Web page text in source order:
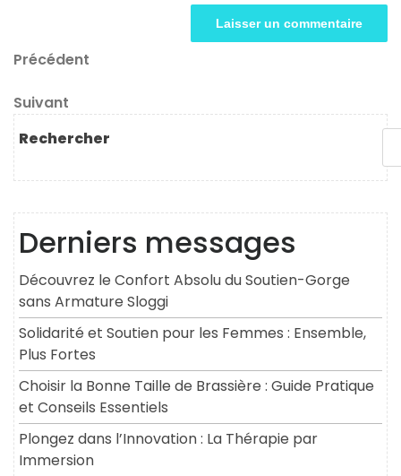
Navigation
de
l’article
Article
Précédent
Article
suivant
Suivant
Rechercher
Derniers messages
Découvrez le Confort Absolu du Soutien-Gorge
sans Armature Sloggi
Solidarité et Soutien pour les Femmes : Ensemble,
Plus Fortes
Choisir la Bonne Taille de Brassière : Guide Pratique
et Conseils Essentiels
Plongez dans l’Innovation : La Thérapie par
Immersion